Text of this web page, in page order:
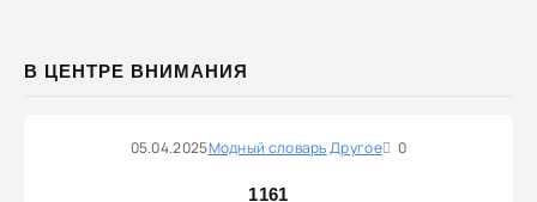
В ЦЕНТРЕ ВНИМАНИЯ
05.04.2025Модный словарьДругое 0
1161